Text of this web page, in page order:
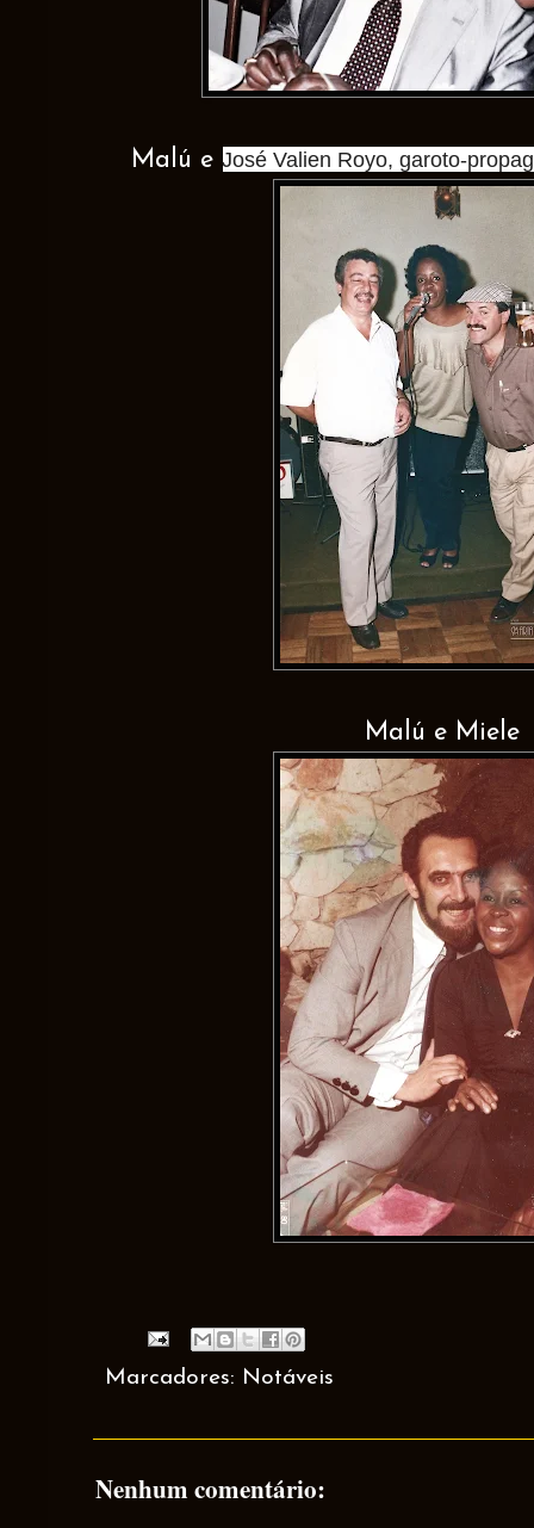
Malú e José Valien Royo, garoto-
Malú e Miele
Marcadores: Notáveis
Nenhum comentário: